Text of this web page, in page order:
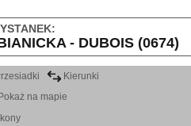
- DUBOIS (0674)
Kierunki
Pokaż na mapie